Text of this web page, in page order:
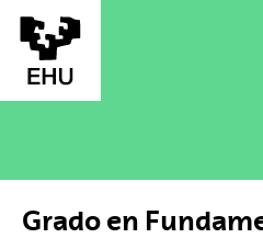
Saltar al contenido principal
Grado en